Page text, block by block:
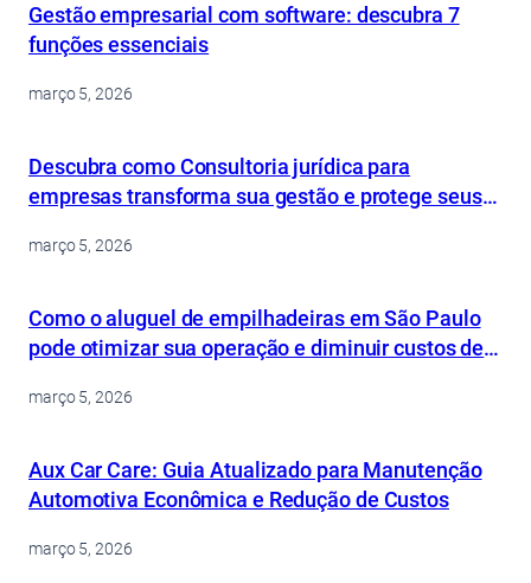
Gestão empresarial com software: descubra 7
funções essenciais
março 5, 2026
Descubra como Consultoria jurídica para
empresas transforma sua gestão e protege seus
março 5, 2026
Como o aluguel de empilhadeiras em São Paulo
pode otimizar sua operação e diminuir custos de
março 5, 2026
Aux Car Care: Guia Atualizado para Manutenção
Automotiva Econômica e Redução de Custos
março 5, 2026